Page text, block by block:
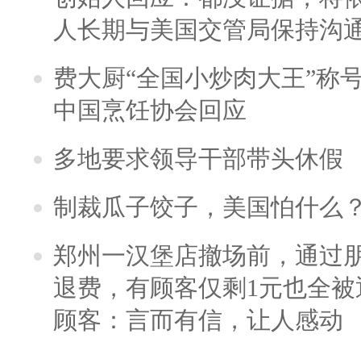
人长期与美国交管局保持沟
费大厨“全国小炒肉大王”称
中国烹饪协会回应
多地要求领导干部带头休假
制裁瓜子饺子，美国怕什么
郑州一汉堡店撤场前，通过
退费，有顾客仅剩1元也全
顾客：言而有信，让人感动